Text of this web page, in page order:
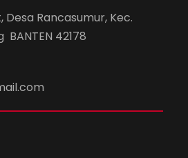
Desa Rancasumur, Kec.
42178